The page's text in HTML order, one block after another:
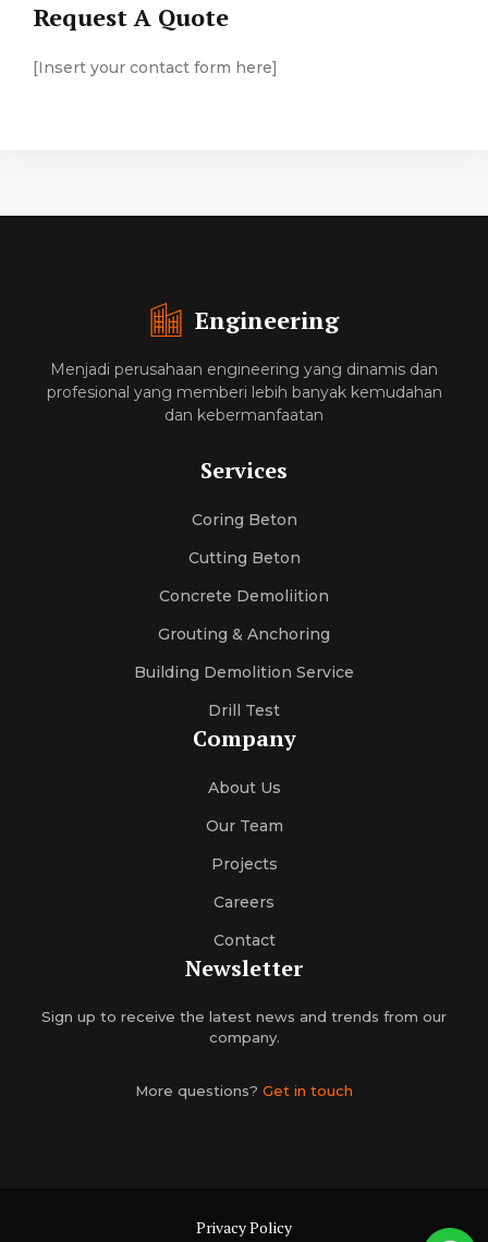
Request A Quote
[Insert your contact form here]
Engineering
Menjadi perusahaan engineering yang dinamis dan
profesional yang memberi lebih banyak kemudahan
dan kebermanfaatan
Services
Coring Beton
Cutting Beton
Concrete Demoliition
Grouting & Anchoring
Building Demolition Service
Drill Test
Company
About Us
Our Team
Projects
Careers
Contact
Newsletter
Sign up to receive the latest news and trends from our
company.
More questions? Get in touch
Privacy Policy